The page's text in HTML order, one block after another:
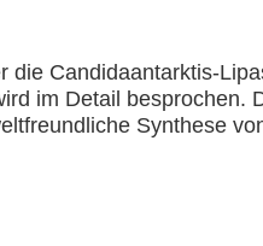
Candidaantarktis-
im Detail besprochen.
Synthese